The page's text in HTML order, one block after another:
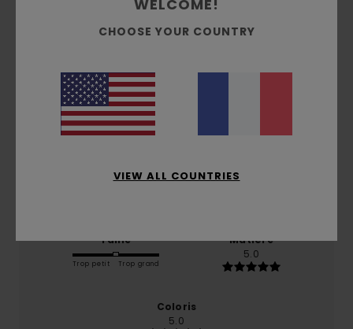
Note moyenne
5.0/5
basé sur2 avis vérifiés
50% de nos clients recommandent ce produit
Rapport qualité / prix
Taille
Trop petit Trop grand
Matière
5.0
Coloris
5.0
WELCOME!
CHOOSE YOUR COUNTRY
VIEW ALL COUNTRIES